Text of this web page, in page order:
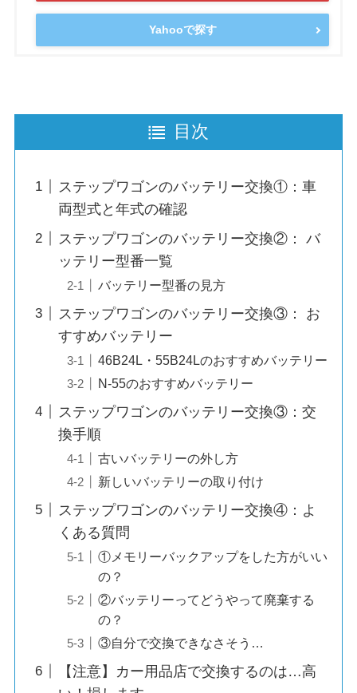
Yahooで探す
目次
ステップワゴンのバッテリー交換①：車
両型式と年式の確認
ステップワゴンのバッテリー交換②： バ
ッテリー型番一覧
バッテリー型番の見方
ステップワゴンのバッテリー交換③： お
すすめバッテリー
46B24L・55B24Lのおすすめバッテリー
N-55のおすすめバッテリー
ステップワゴンのバッテリー交換③：交
換手順
古いバッテリーの外し方
新しいバッテリーの取り付け
ステップワゴンのバッテリー交換④：よ
くある質問
①メモリーバックアップをした方がいい
の？
②バッテリーってどうやって廃棄する
の？
③自分で交換できなさそう…
【注意】カー用品店で交換するのは…高